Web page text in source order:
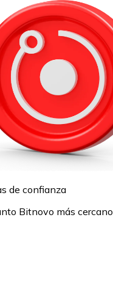
de confianza
Bitnovo más cercano